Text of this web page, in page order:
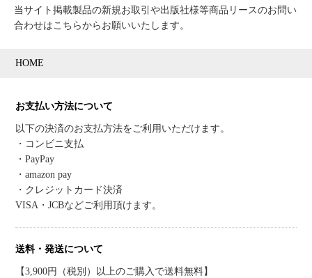
当サイト掲載製品の新規お取引や出版社様等商品リースのお問い
合わせはこちらからお願いいたします。
HOME
お支払い方法について
以下の決済のお支払方法をご利用いただけます。
・コンビニ支払
・PayPay
・amazon pay
・クレジットカード決済
VISA・JCBなどご利用頂けます。
送料・発送について
【3,900円（税別）以上のご購入で送料無料】